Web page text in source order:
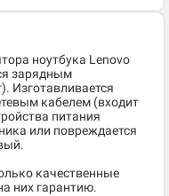
ноутбука Lenovo
зарядным
Изготавливается
кабелем (входит
питания
или повреждается
качественные
них гарантию.